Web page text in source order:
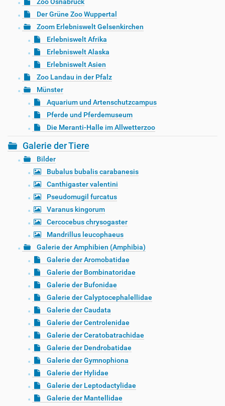
Zoo Osnabrück
Der Grüne Zoo Wuppertal
Zoom Erlebniswelt Gelsenkirchen
Erlebniswelt Afrika
Erlebniswelt Alaska
Erlebniswelt Asien
Zoo Landau in der Pfalz
Münster
Aquarium und Artenschutzcampus
Pferde und Pferdemuseum
Die Meranti-Halle im Allwetterzoo
Galerie der Tiere
Bilder
Bubalus bubalis carabanesis
Canthigaster valentini
Pseudomugil furcatus
Varanus kingorum
Cercocebus chrysogaster
Mandrillus leucophaeus
Galerie der Amphibien (Amphibia)
Galerie der Aromobatidae
Galerie der Bombinatoridae
Galerie der Bufonidae
Galerie der Calyptocephalellidae
Galerie der Caudata
Galerie der Centrolenidae
Galerie der Ceratobatrachidae
Galerie der Dendrobatidae
Galerie der Gymnophiona
Galerie der Hylidae
Galerie der Leptodactylidae
Galerie der Mantellidae